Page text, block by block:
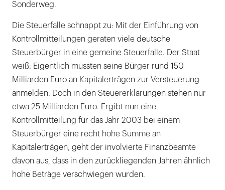
Sonderweg.
Die Steuerfalle schnappt zu: Mit der Einführung von
Kontrollmitteilungen geraten viele deutsche
Steuerbürger in eine gemeine Steuerfalle. Der Staat
weiß: Eigentlich müssten seine Bürger rund 150
Milliarden Euro an Kapitalerträgen zur Versteuerung
anmelden. Doch in den Steuererklärungen stehen nur
etwa 25 Milliarden Euro. Ergibt nun eine
Kontrollmitteilung für das Jahr 2003 bei einem
Steuerbürger eine recht hohe Summe an
Kapitalerträgen, geht der involvierte Finanzbeamte
davon aus, dass in den zurückliegenden Jahren ähnlich
hohe Beträge verschwiegen wurden.